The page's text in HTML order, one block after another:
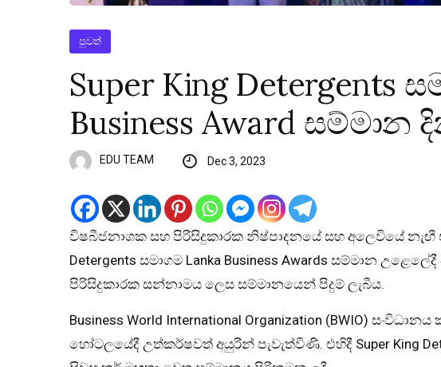
පුවත්
Super King Detergents
Business Award සම්මාන
EDU TEAM Dec 3, 2023
විෂබීජනාශක සහ පිරිසිදුකාරක නිෂ්පාදනයේ සහ අලෙවියේ නැඟී
Detergents සමාගම Lanka Business Awards සම්මාන
පිරිසිදුකාරක සන්නාමය ලෙස සම්මානයෙන් පිදුම් ලැබීය.
Business World International Organization (BWIO)
හෝටලයේදී උත්කර්ෂවත් අයුරින් පැවැත්විණි. එහිදී Super King